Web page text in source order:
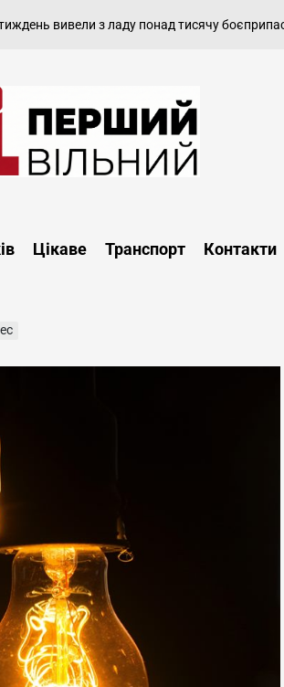
вивели з ладу понад тисячу боєприпасів
on
Цікаве Транспорт Контакти